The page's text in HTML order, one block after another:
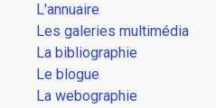
L'annuaire
Les galeries multimédia
La bibliographie
Le blogue
La webographie